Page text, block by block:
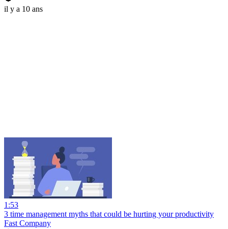
il y a 10 ans
1:53
3 time management myths that could be hurting your productivity
Fast Company